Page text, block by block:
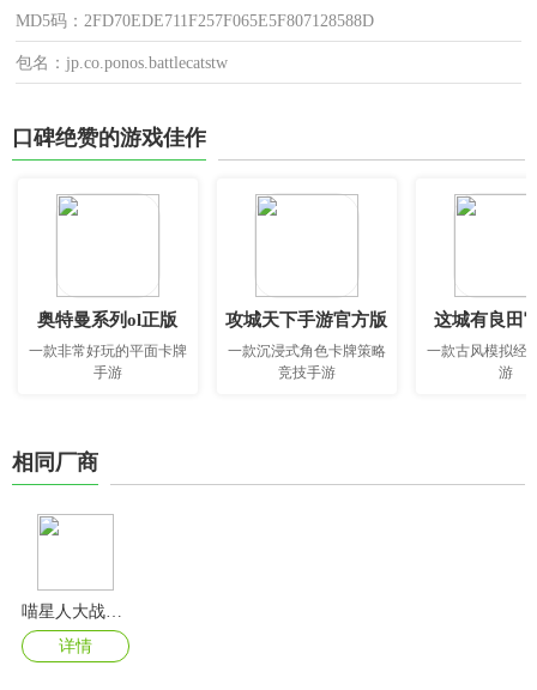
MD5码：2FD70EDE711F257F065E5F807128588D
包名：jp.co.ponos.battlecatstw
口碑绝赞的游戏佳作
奥特曼系列ol正版
一款非常好玩的平面卡牌
手游
攻城天下手游官方版
一款沉浸式角色卡牌策略
竞技手游
这城有良田
一款古风模拟经
游
相同厂商
喵星人大战中文版
详情